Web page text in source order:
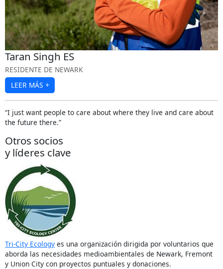
Taran Singh ES
RESIDENTE DE NEWARK
LEER MÁS +
“I just want people to care about where they live and care about
the future there.”
Otros socios
y líderes clave
Tri-City Ecology es una organización dirigida por voluntarios que
aborda las necesidades medioambientales de Newark, Fremont
y Union City con proyectos puntuales y donaciones.